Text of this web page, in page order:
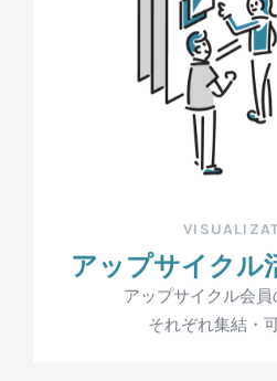
アップサイクル
アップサイクル会
それぞれ集結・